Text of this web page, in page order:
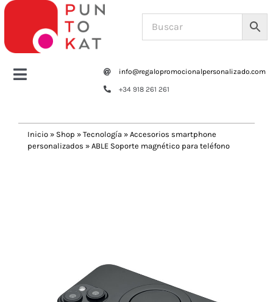
Saltar
contenido
Toggle
Tazas y botellas
info@regalopromocionalpersonalizado.com
+34 918 261 261
Inicio » Shop » Tecnología » Accesorios smartphone
personalizados » ABLE Soporte magnético para teléfono